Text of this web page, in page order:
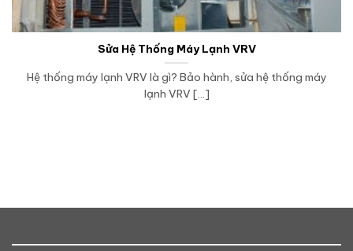
Sửa Hệ Thống Máy Lạnh VRV
Hệ thống máy lạnh VRV là gì? Bảo hành, sửa hệ thống máy
lạnh VRV [...]